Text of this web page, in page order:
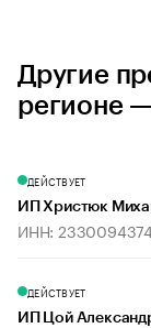
Другие
регионе
ДЕЙСТВУЕТ
ИП Христюк
ИНН:
ДЕЙСТВУЕТ
ИП Цой